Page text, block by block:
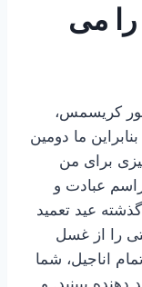
را می
کریسمس،
ما دومین
برای من
عبادت و
عید تعمید
را از غسل
اناجیل، شما
ببینید. و